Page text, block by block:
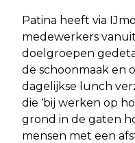
Patina heeft via
medewerkers
doelgroepen
de schoonmaak en
dagelijkse lunch
die ‘bij werken op
grond in de gaten
mensen met een